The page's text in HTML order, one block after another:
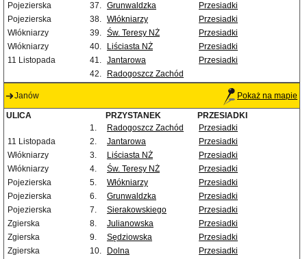
Pojezierska
37. Grunwaldzka
Przesiadki
Pojezierska
38. Włókniarzy
Przesiadki
Włókniarzy
39. Św. Teresy NŻ
Przesiadki
Włókniarzy
40. Liściasta NŻ
Przesiadki
11 Listopada
41. Jantarowa
Przesiadki
42.
Radogoszcz Zachód
Janów Pokaż na mapie
ULICA PRZYSTANEK
PRZESIADKI
1.
Radogoszcz Zachód
Przesiadki
11 Listopada
2. Jantarowa
Przesiadki
Włókniarzy
3. Liściasta NŻ
Przesiadki
Włókniarzy
4. Św. Teresy NŻ
Przesiadki
Pojezierska
5. Włókniarzy
Przesiadki
Pojezierska
6. Grunwaldzka
Przesiadki
Pojezierska
7. Sierakowskiego
Przesiadki
Zgierska
8. Julianowska
Przesiadki
Zgierska
9. Sędziowska
Przesiadki
Zgierska
10. Dolna
Przesiadki